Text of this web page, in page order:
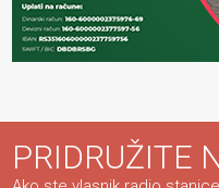
PRIDRUŽITE